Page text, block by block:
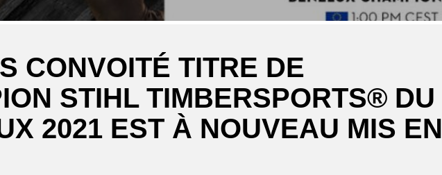
CONVOITÉ TITRE DE
STIHL TIMBERSPORTS® DU
2021 EST À NOUVEAU MIS EN